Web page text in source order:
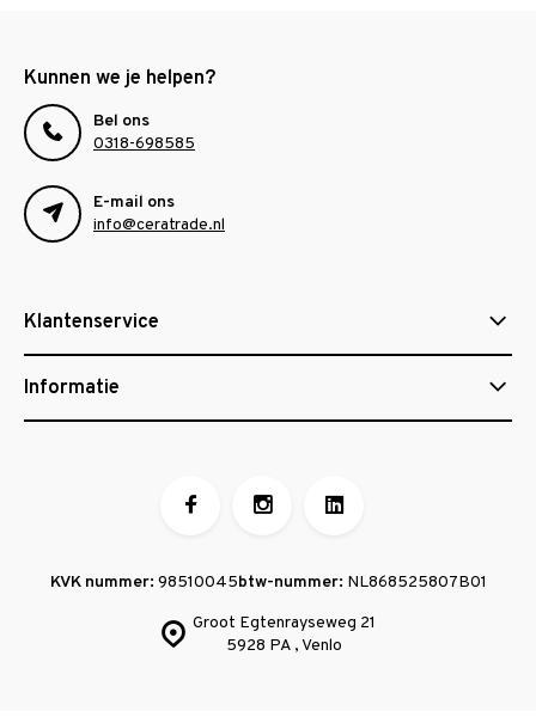
Kunnen we je helpen?
Bel ons
0318-698585
E-mail ons
info@ceratrade.nl
Klantenservice
Informatie
Groot Egtenrayseweg 21
5928 PA , Venlo
KVK nummer: 98510045btw-nummer: NL868525807B01